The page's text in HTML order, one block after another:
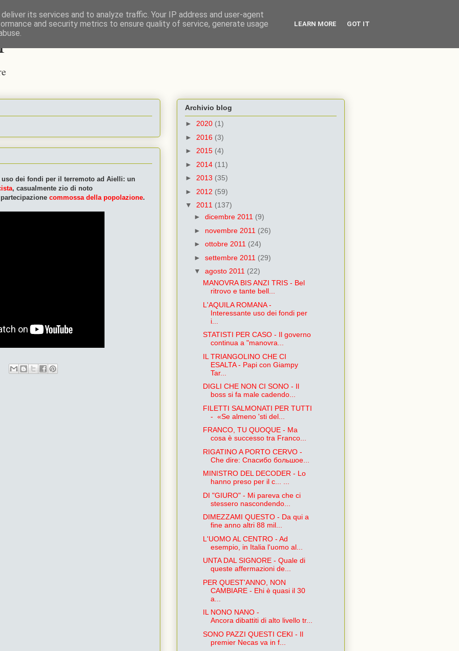
uso dei fondi per il terremoto ad Aielli: un
, casualmente zio di noto
commossa della popolazione.
Archivio blog
► 2020 (1)
► 2016 (3)
► 2015 (4)
► 2014 (11)
► 2013 (35)
► 2012 (59)
▼ 2011 (137)
► dicembre 2011 (9)
► novembre 2011 (26)
► ottobre 2011 (24)
► settembre 2011 (29)
▼ agosto 2011 (22)
MANOVRA BIS ANZI TRIS - Bel
ritrovo e tante bell...
L'AQUILA ROMANA -
Interessante uso dei fondi per
i...
STATISTI PER CASO - Il governo
continua a "manovra...
IL TRIANGOLINO CHE CI
ESALTA - Papi con Giampy
Tar...
DIGLI CHE NON CI SONO - Il
boss si fa male cadendo...
FILETTI SALMONATI PER TUTTI
- «Se almeno 'sti del...
FRANCO, TU QUOQUE - Ma
cosa è successo tra Franco...
RIGATINO A PORTO CERVO -
Che dire: Спасибо большое...
MINISTRO DEL DECODER - Lo
hanno preso per il c... ...
DI "GIURO" - Mi pareva che ci
stessero nascondendo...
DIMEZZAMI QUESTO - Da qui a
fine anno altri 88 mil...
L'UOMO AL CENTRO - Ad
esempio, in Italia l'uomo al...
UNTA DAL SIGNORE - Quale di
queste affermazioni de...
PER QUEST'ANNO, NON
CAMBIARE - Ehi è quasi il 30
a...
IL NONO NANO -
Ancora dibattiti di alto livello tr...
SONO PAZZI QUESTI CEKI - Il
premier Necas va in f...
its services and to analyze traffic. Your IP address and user-agent
and security metrics to ensure quality of service, generate usage
LEARN MORE GOT IT